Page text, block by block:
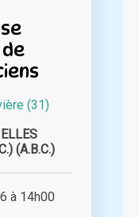
de
(31)
(A.B.C.)
à 14h00